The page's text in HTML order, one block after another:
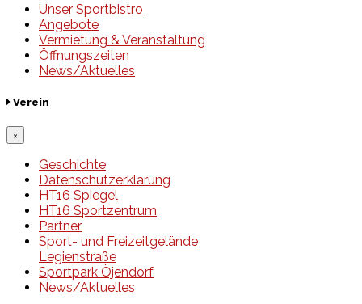
Unser Sportbistro
Angebote
Vermietung & Veranstaltung
Öffnungszeiten
News/Aktuelles
Verein
×
Geschichte
Datenschutzerklärung
HT16 Spiegel
HT16 Sportzentrum
Partner
Sport- und Freizeitgelände
Legienstraße
Sportpark Öjendorf
News/Aktuelles